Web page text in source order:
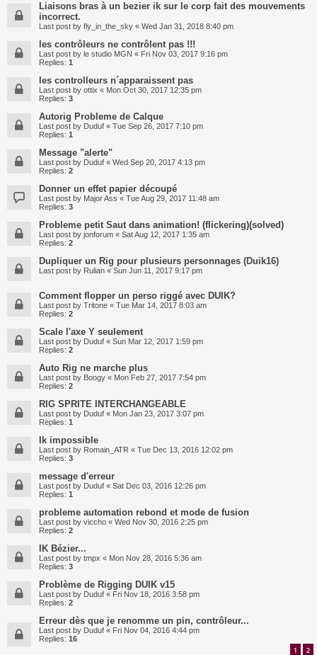
Liaisons bras à un bezier ik sur le corp fait des mouvements
incorrect.
Last post by fly_in_the_sky « Wed Jan 31, 2018 8:40 pm
les contrôleurs ne contrôlent pas !!!
Last post by le studio MGN « Fri Nov 03, 2017 9:16 pm
Replies: 1
les controlleurs n´apparaissent pas
Last post by ottix « Mon Oct 30, 2017 12:35 pm
Replies: 3
Autorig Probleme de Calque
Last post by Duduf « Tue Sep 26, 2017 7:10 pm
Replies: 1
Message "alerte"
Last post by Duduf « Wed Sep 20, 2017 4:13 pm
Replies: 2
Donner un effet papier découpé
Last post by Major Ass « Tue Aug 29, 2017 11:48 am
Replies: 3
Probleme petit Saut dans animation! (flickering)(solved)
Last post by jonforum « Sat Aug 12, 2017 1:35 am
Replies: 2
Dupliquer un Rig pour plusieurs personnages (Duik16)
Last post by Rulian « Sun Jun 11, 2017 9:17 pm
Comment flopper un perso riggé avec DUIK?
Last post by Tritone « Tue Mar 14, 2017 8:03 am
Replies: 2
Scale l'axe Y seulement
Last post by Duduf « Sun Mar 12, 2017 1:59 pm
Replies: 2
Auto Rig ne marche plus
Last post by Boogy « Mon Feb 27, 2017 7:54 pm
Replies: 2
RIG SPRITE INTERCHANGEABLE
Last post by Duduf « Mon Jan 23, 2017 3:07 pm
Replies: 1
Ik impossible
Last post by Romain_ATR « Tue Dec 13, 2016 12:02 pm
Replies: 3
message d'erreur
Last post by Duduf « Sat Dec 03, 2016 12:26 pm
Replies: 1
probleme automation rebond et mode de fusion
Last post by viccho « Wed Nov 30, 2016 2:25 pm
Replies: 2
IK Bézier...
Last post by tmpx « Mon Nov 28, 2016 5:36 am
Replies: 3
Problème de Rigging DUIK v15
Last post by Duduf « Fri Nov 18, 2016 3:58 pm
Replies: 2
Erreur dès que je renomme un pin, contrôleur...
Last post by Duduf « Fri Nov 04, 2016 4:44 pm
Replies: 16
1 2